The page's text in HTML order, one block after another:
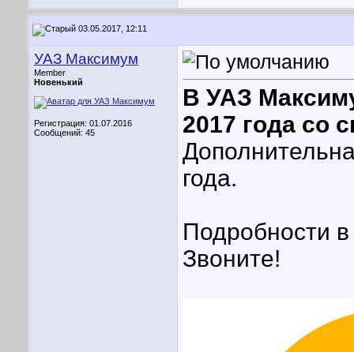
03.05.2017, 12:11
УАЗ Максимум
Member
Новенький
Регистрация: 01.07.2016
Сообщений: 45
В УАЗ
2017 года со
года.
Подробности
Звоните!